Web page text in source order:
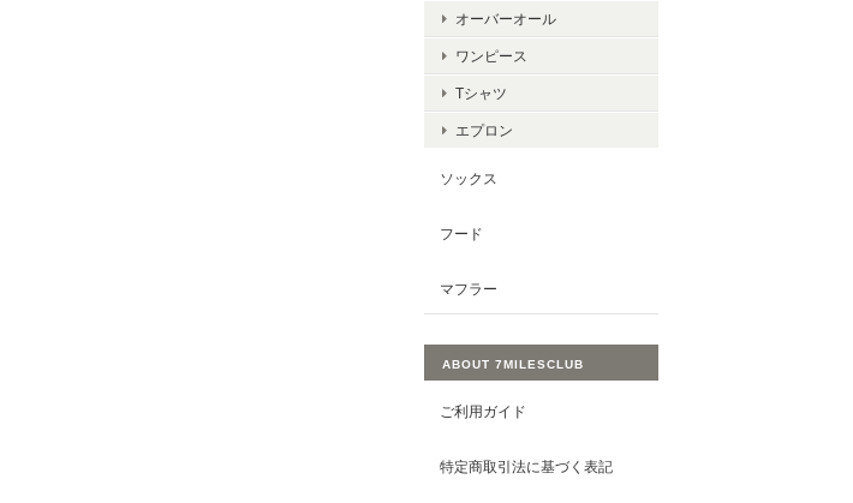
オーバーオール
ワンピース
Tシャツ
エプロン
ソックス
フード
マフラー
ABOUT 7MILESCLUB
ご利用ガイド
特定商取引法に基づく表記